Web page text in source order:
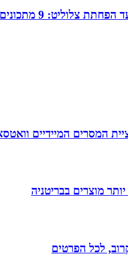
קוסמטיקה שתוכלו בזול ובמהירות!
המסרים המיידיים